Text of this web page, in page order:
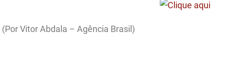
(Por Vitor Abdala – Agência Brasil)